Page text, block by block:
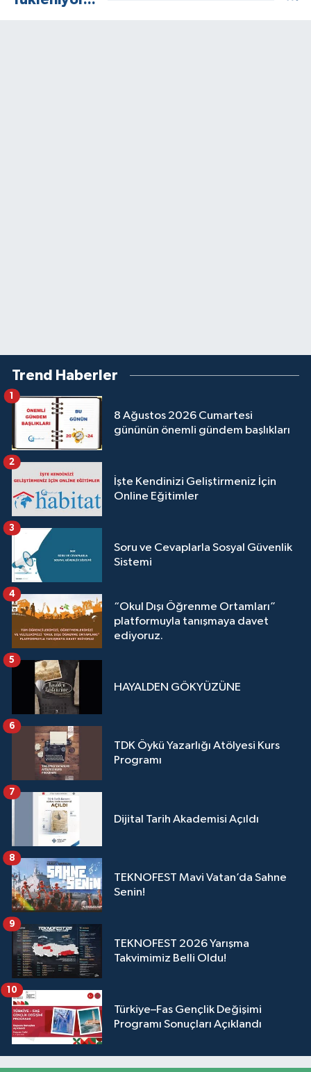
Trend Haberler
8 Ağustos 2026 Cumartesi
gününün önemli gündem başlıkları
1
İşte Kendinizi Geliştirmeniz İçin
Online Eğitimler
2
Soru ve Cevaplarla Sosyal Güvenlik
Sistemi
3
“Okul Dışı Öğrenme Ortamları”
platformuyla tanışmaya davet
ediyoruz.
4
HAYALDEN GÖKYÜZÜNE
5
TDK Öykü Yazarlığı Atölyesi Kurs
Programı
6
Dijital Tarih Akademisi Açıldı
7
TEKNOFEST Mavi Vatan’da Sahne
Senin!
8
TEKNOFEST 2026 Yarışma
Takvimimiz Belli Oldu!
9
Türkiye–Fas Gençlik Değişimi
Programı Sonuçları Açıklandı
10